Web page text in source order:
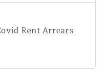
Rent Arrears